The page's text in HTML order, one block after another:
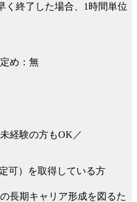
く終了した場合、1時間単位
め：無
経験の方もOK／
可）を取得している方
長期キャリア形成を図るた